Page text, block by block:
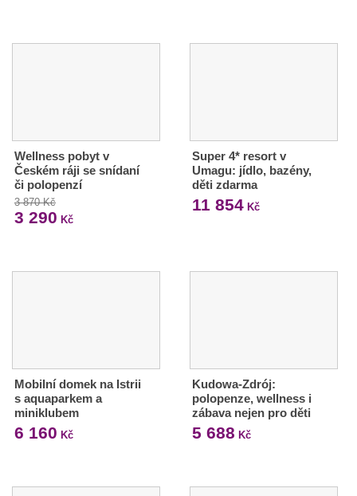
Wellness pobyt v
Českém ráji se snídaní
či polopenzí
3 870 Kč
3 290 Kč
Super 4* resort v
Umagu: jídlo, bazény,
děti zdarma
11 854Kč
Mobilní domek na Istrii
s aquaparkem a
miniklubem
6 160 Kč
Kudowa-Zdrój:
polopenze, wellness i
zábava nejen pro děti
5 688 Kč